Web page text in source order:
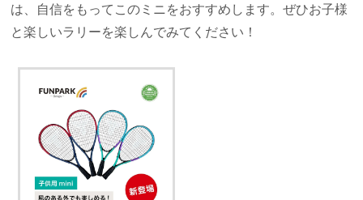
は、自信をもってこのミニをおすすめします。ぜひお子様
と楽しいラリーを楽しんでみてください！